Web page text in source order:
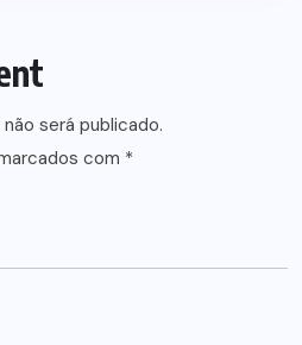
será publicado.
com *